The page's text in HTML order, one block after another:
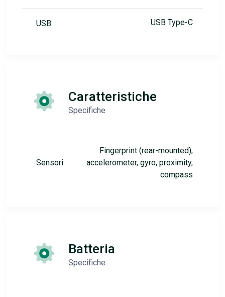
USB: USB Type-C
Caratteristiche
Specifiche
Sensori:
Fingerprint (rear-mounted),
accelerometer, gyro, proximity,
compass
Batteria
Specifiche